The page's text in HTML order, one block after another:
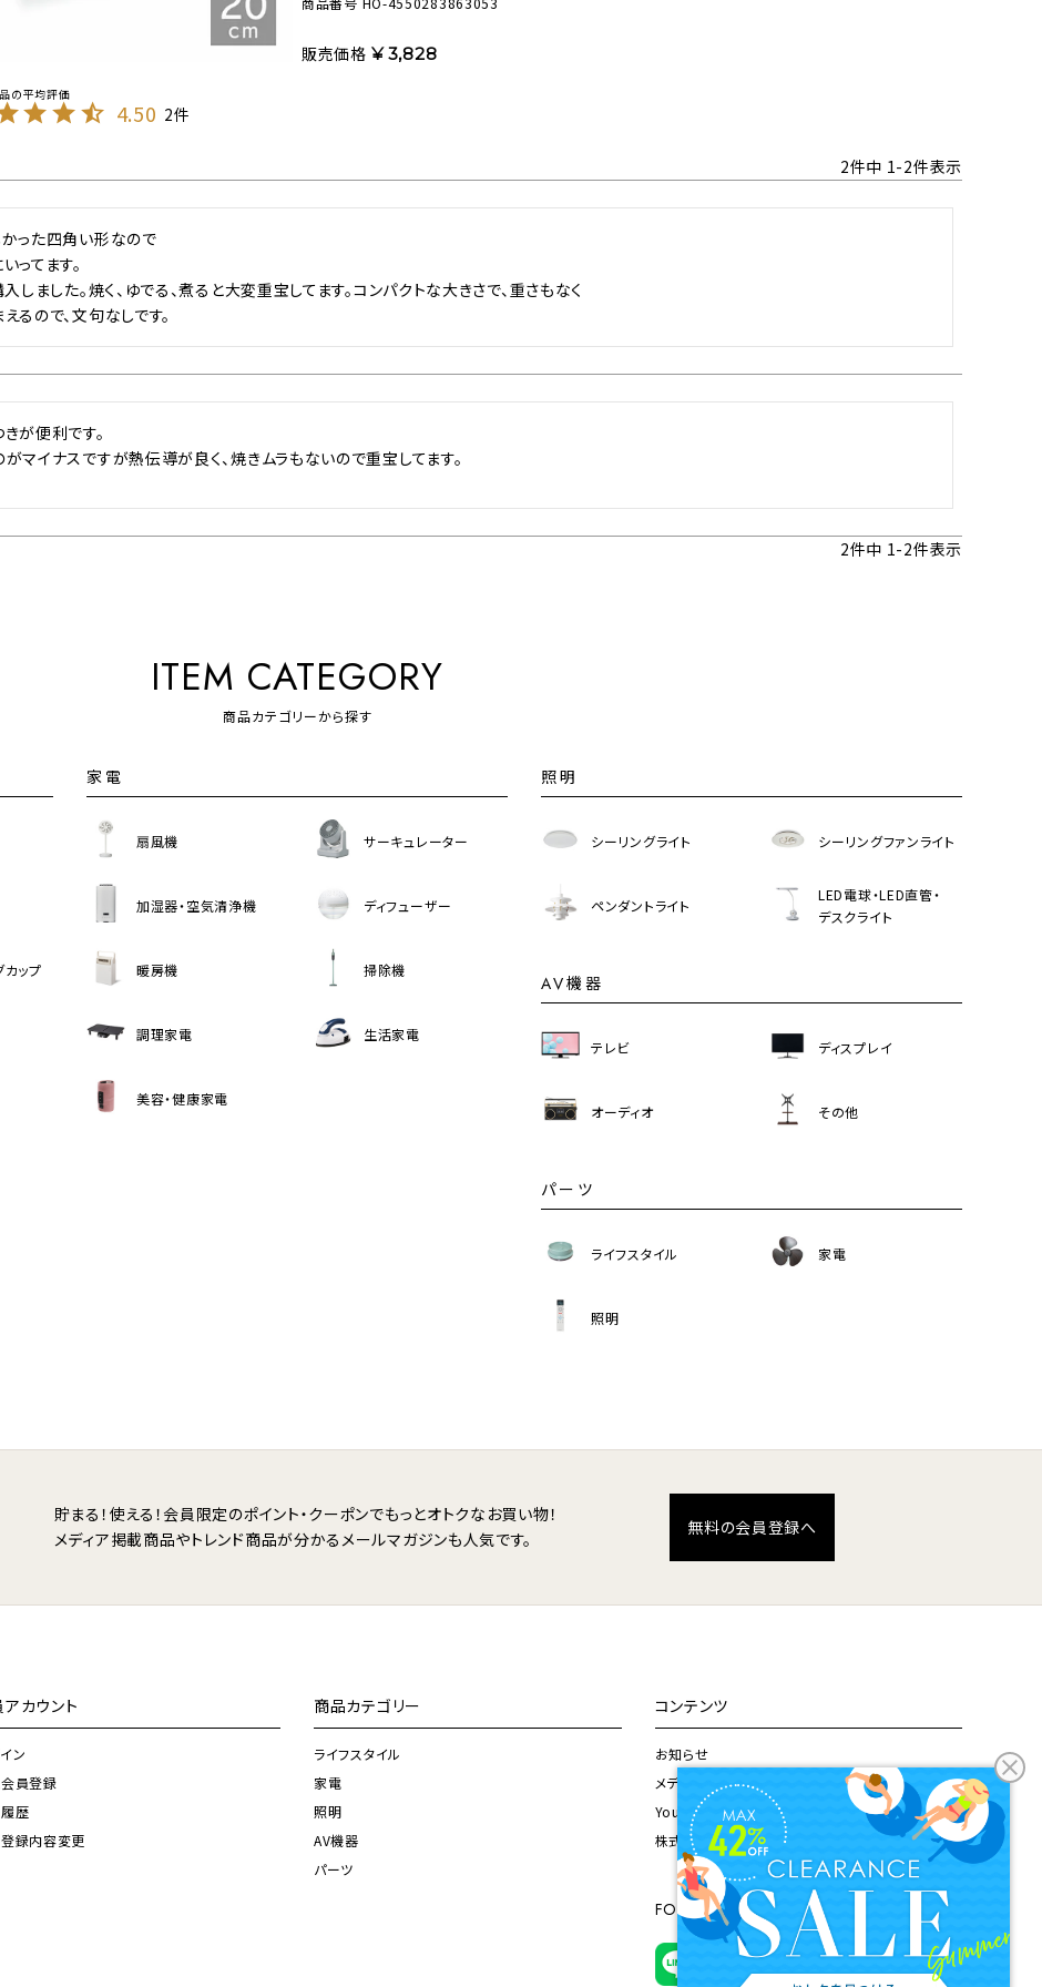
販売価格 ¥3,828
4.50 2
2件中 1-2件表示
った四角い形なので
ってます。
しました。焼く、ゆでる、煮ると大変重宝してます。コンパクトな大きさで、重さもなく
が便利です。
マイナスですが熱伝導が良く、焼きムラもないので重宝してます。
2件中 1-2件表示
ITEM CATEGORY
商品カテゴリーから探す
カップ
家電
扇風機 サーキュレーター
加湿器・空気清浄機 ディフューザー
暖房機 掃除機
調理家電 生活家電
美容・健康家電
照明
シーリングライト シーリングファンライト
ペンダントライト
LED電球・LED直管・
デスクライト
AV機器
テレビ ディスプレイ
オーディオ その他
パーツ
ライフスタイル 家電
照明
貯まる！使える！会員限定のポイント・クーポンでもっとオトクなお買い物！
メディア掲載商品やトレンド商品が分かるメールマガジンも人気です。
無料の会員登録へ
カウント
ン
員登録
歴
録内容変更
商品カテゴリー
ライフスタイル
家電
照明
AV機器
パーツ
コンテンツ
お知らせ
メディア掲載情報
Youtubeチャンネル
株式会社ドウシシャ公式サイト
FOLLOW US